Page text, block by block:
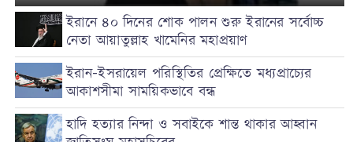
ইরানে ৪০ দিনের শোক পালন শুরু ইরানের সর্বোচ্চ
নেতা আয়াতুল্লাহ খামেনির মহাপ্রয়াণ
ইরান–ইসরায়েল পরিস্থিতির প্রেক্ষিতে মধ্যপ্রাচ্যের
আকাশসীমা সাময়িকভাবে বন্ধ
হাদি হত্যার নিন্দা ও সবাইকে শান্ত থাকার আহ্বান